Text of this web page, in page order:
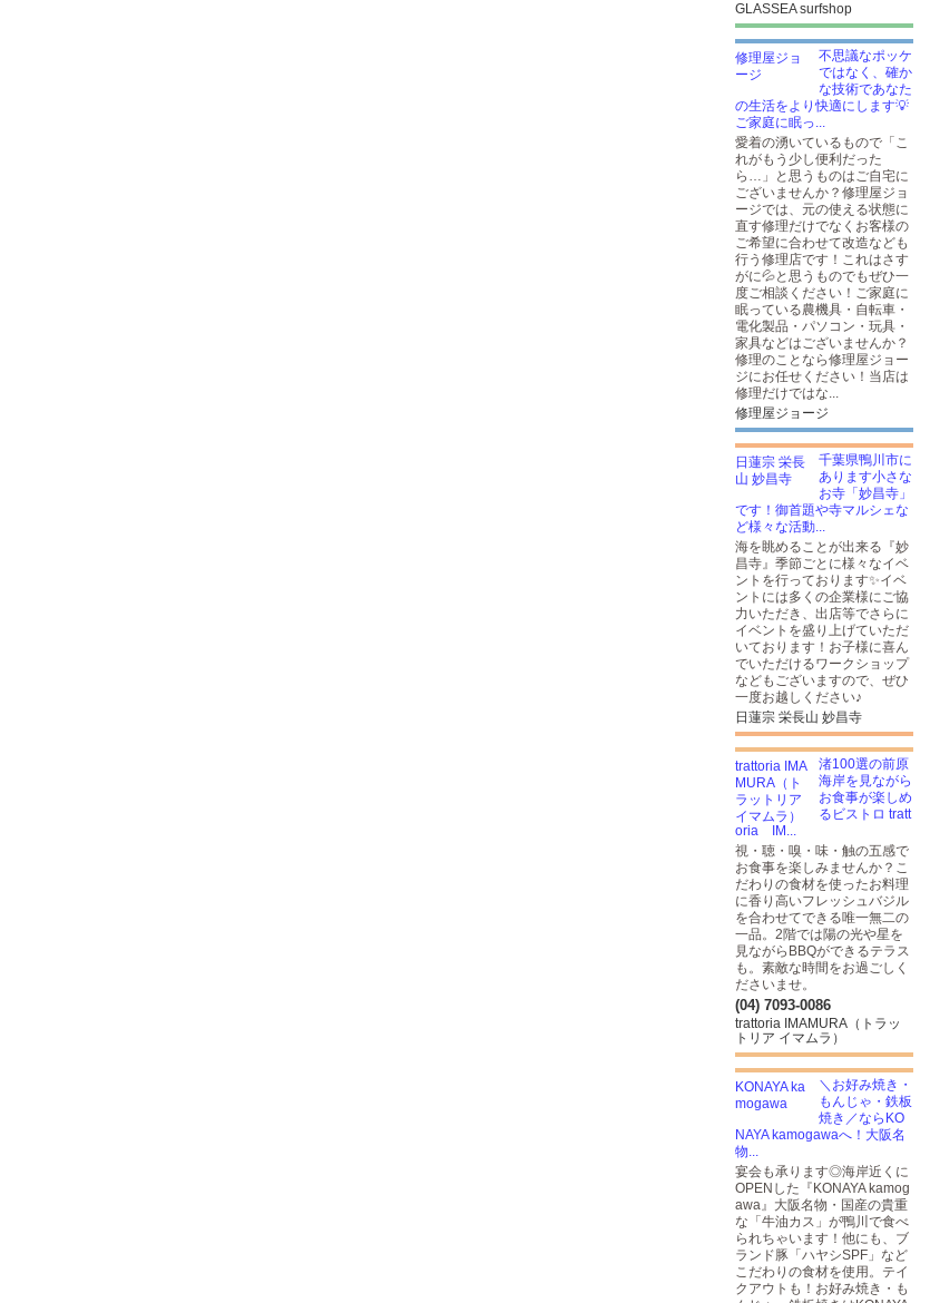
GLASSEA surfshop
不思議なポッケ
ではなく、確か
な技術であなた
の生活をより快適にします💡
ご家庭に眠っ...
愛着の湧いているもので「こ
れがもう少し便利だった
ら…」と思うものはご自宅に
ございませんか？修理屋ジョ
ージでは、元の使える状態に
直す修理だけでなくお客様の
ご希望に合わせて改造なども
行う修理店です！これはさす
がに💦と思うものでもぜひ一
度ご相談ください！ご家庭に
眠っている農機具・自転車・
電化製品・パソコン・玩具・
家具などはございませんか？
修理のことなら修理屋ジョー
ジにお任せください！当店は
修理だけではな...
修理屋ジョージ
千葉県鴨川市に
あります小さな
お寺「妙昌寺」
です！御首題や寺マルシェな
ど様々な活動...
海を眺めることが出来る『妙
昌寺』季節ごとに様々なイベ
ントを行っております✨イベ
ントには多くの企業様にご協
力いただき、出店等でさらに
イベントを盛り上げていただ
いております！お子様に喜ん
でいただけるワークショップ
などもございますので、ぜひ
一度お越しください♪
日蓮宗 栄長山 妙昌寺
渚100選の前原
海岸を見ながら
お食事が楽しめ
るビストロ tratt
oria IM...
視・聴・嗅・味・触の五感で
お食事を楽しみませんか？こ
だわりの食材を使ったお料理
に香り高いフレッシュバジル
を合わせてできる唯一無二の
一品。2階では陽の光や星を
見ながらBBQができるテラス
も。素敵な時間をお過ごしく
ださいませ。
(04) 7093-0086
trattoria IMAMURA（トラッ
トリア イマムラ）
＼お好み焼き・
もんじゃ・鉄板
焼き／ならKO
NAYA kamogawaへ！大阪名
物...
宴会も承ります◎海岸近くに
OPENした『KONAYA kamog
awa』大阪名物・国産の貴重
な「牛油カス」が鴨川で食べ
られちゃいます！他にも、ブ
ランド豚「ハヤシSPF」など
こだわりの食材を使用。テイ
クアウトも！お好み焼き・も